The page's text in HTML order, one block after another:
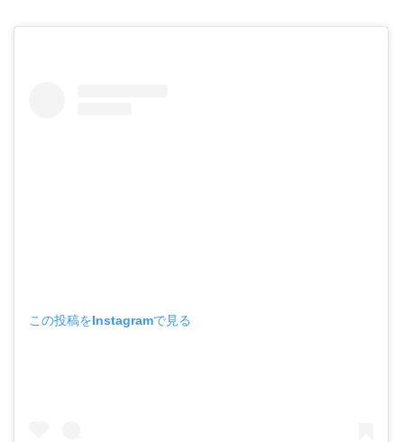
この投稿をInstagramで見る